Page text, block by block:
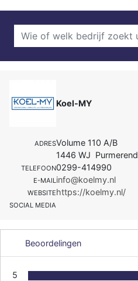
Koel-MY
ADRESVolume 110 A/B
1446 WJ Purmerend
TELEFOON0299-414990
E-MAILinfo@koelmy.nl
WEBSITEhttps://koelmy.nl/
SOCIAL MEDIA
Beoordelingen
5